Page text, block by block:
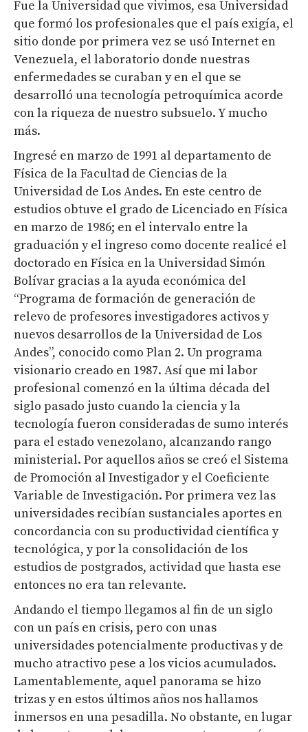
Fue la Universidad que vivimos, esa Universidad
que formó los profesionales que el país exigía, el
sitio donde por primera vez se usó Internet en
Venezuela, el laboratorio donde nuestras
enfermedades se curaban y en el que se
desarrolló una tecnología petroquímica acorde
con la riqueza de nuestro subsuelo. Y mucho
más.
Ingresé en marzo de 1991 al departamento de
Física de la Facultad de Ciencias de la
Universidad de Los Andes. En este centro de
estudios obtuve el grado de Licenciado en Física
en marzo de 1986; en el intervalo entre la
graduación y el ingreso como docente realicé el
doctorado en Física en la Universidad Simón
Bolívar gracias a la ayuda económica del
“Programa de formación de generación de
relevo de profesores investigadores activos y
nuevos desarrollos de la Universidad de Los
Andes”, conocido como Plan 2. Un programa
visionario creado en 1987. Así que mi labor
profesional comenzó en la última década del
siglo pasado justo cuando la ciencia y la
tecnología fueron consideradas de sumo interés
para el estado venezolano, alcanzando rango
ministerial. Por aquellos años se creó el Sistema
de Promoción al Investigador y el Coeficiente
Variable de Investigación. Por primera vez las
universidades recibían sustanciales aportes en
concordancia con su productividad científica y
tecnológica, y por la consolidación de los
estudios de postgrados, actividad que hasta ese
entonces no era tan relevante.
Andando el tiempo llegamos al fin de un siglo
con un país en crisis, pero con unas
universidades potencialmente productivas y de
mucho atractivo pese a los vicios acumulados.
Lamentablemente, aquel panorama se hizo
trizas y en estos últimos años nos hallamos
inmersos en una pesadilla. No obstante, en lugar